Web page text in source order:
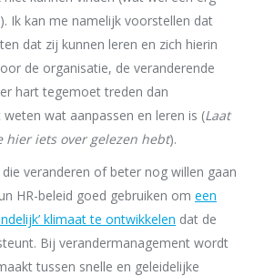
Ik kan me namelijk voorstellen dat
dat zij kunnen leren en zich hierin
de organisatie, de veranderende
hart tegemoet treden dan
wat aanpassen en leren is (Laat
hier iets over gelezen hebt).
veranderen of beter nog willen gaan
HR-beleid goed gebruiken om een
klimaat te ontwikkelen dat de
Bij verandermanagement wordt
tussen snelle en geleidelijke